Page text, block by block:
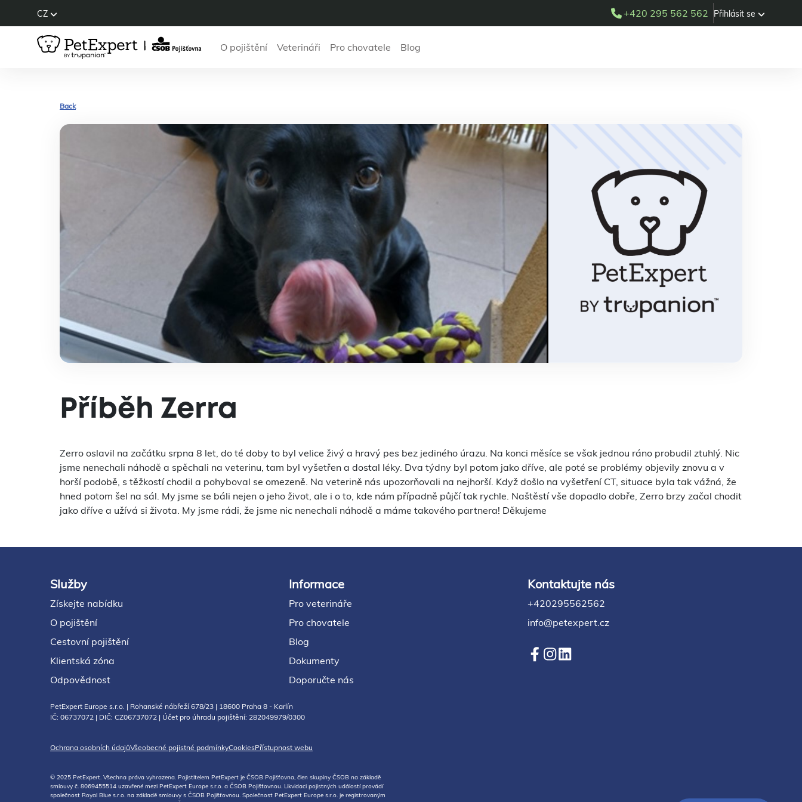
CZ +420 295 562 562 Přihlásit se
O pojištění Veterináři Pro chovatele Blog
Back
Příběh Zerra
Zerro oslavil na začátku srpna 8 let, do té doby to byl velice živý a hravý pes bez jediného úrazu. Na konci měsíce se však jednou ráno probudil ztuhlý. Nic
jsme nenechali náhodě a spěchali na veterinu, tam byl vyšetřen a dostal léky. Dva týdny byl potom jako dříve, ale poté se problémy objevily znovu a v
horší podobě, s těžkostí chodil a pohyboval se omezeně. Na veterině nás upozorňovali na nejhorší. Když došlo na vyšetření CT, situace byla tak vážná, že
hned potom šel na sál. My jsme se báli nejen o jeho život, ale i o to, kde nám případně půjčí tak rychle. Naštěstí vše dopadlo dobře, Zerro brzy začal chodit
jako dříve a užívá si života. My jsme rádi, že jsme nic nenechali náhodě a máme takového partnera! Děkujeme
Footer
Služby
Získejte nabídku
O pojištění
Cestovní pojištění
Klientská zóna
Odpovědnost
Informace
Pro veterináře
Pro chovatele
Blog
Dokumenty
Doporučte nás
Kontaktujte nás
+420295562562
info@petexpert.cz
PetExpert Europe s.r.o. | Rohanské nábřeží 678/23 | 18600 Praha 8 - Karlín
IČ: 06737072 | DIČ: CZ06737072 | Účet pro úhradu pojištění: 282049979/0300
Ochrana osobních údajůVšeobecné pojistné podmínkyCookiesPřístupnost webu
© 2025 PetExpert. Všechna práva vyhrazena. Pojistitelem PetExpert je ČSOB Pojišťovna, člen skupiny ČSOB na základě
smlouvy č. 8069455514 uzavřené mezi PetExpert Europe s.r.o. a ČSOB Pojišťovnou. Likvidaci pojistných událostí provádí
společnost Royal Blue s.r.o. na základě smlouvy s ČSOB Pojišťovnou. Společnost PetExpert Europe s.r.o. je registrovaným